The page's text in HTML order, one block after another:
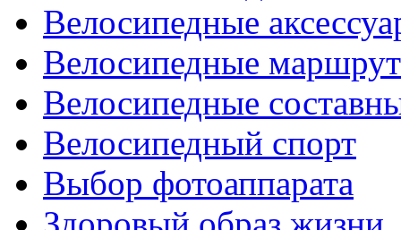
Велосипедные
Велосипедные
Велосипедные
Велосипедный спорт
Выбор фотоаппарата